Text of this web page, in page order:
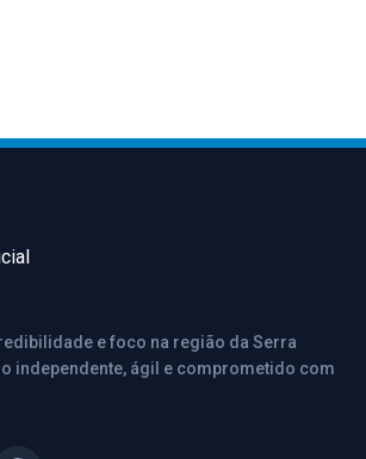
e foco na região da Serra
independente, ágil e comprometido com